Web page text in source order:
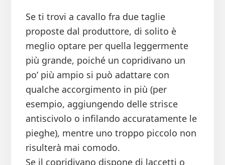
Se ti trovi a cavallo fra due taglie
proposte dal produttore, di solito è
meglio optare per quella leggermente
più grande, poiché un copridivano un
po’ più ampio si può adattare con
qualche accorgimento in più (per
esempio, aggiungendo delle strisce
antiscivolo o infilando accuratamente le
pieghe), mentre uno troppo piccolo non
risulterà mai comodo.
Se il copridivano dispone di laccetti o